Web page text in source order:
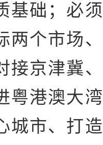
基础；必
两个市场
接京津冀
粤港澳大
城市、打